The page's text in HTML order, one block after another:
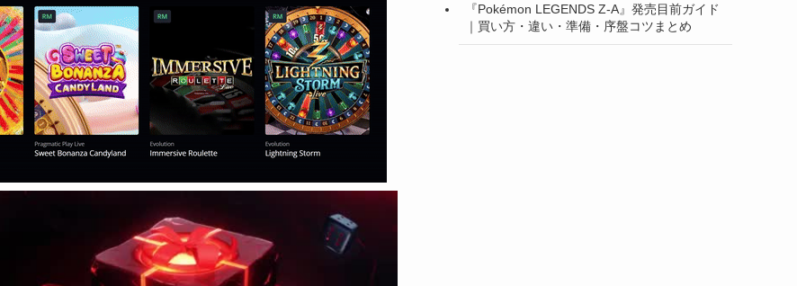
『Pokémon LEGENDS Z-A』発売目前ガイド
｜買い方・違い・準備・序盤コツまとめ